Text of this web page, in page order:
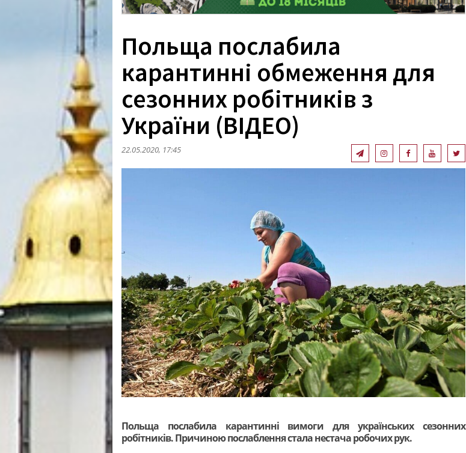
Польща послабила
карантинні обмеження для
сезонних робітників з
України (ВІДЕО)
22.05.2020, 17:45
Польща послабила карантинні вимоги для українських сезонних
робітників. Причиною послаблення стала нестача робочих рук.